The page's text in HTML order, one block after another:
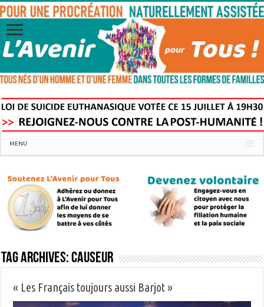
MENU
Tag Archives:Causeur
« Les Français toujours aussi Barjot »